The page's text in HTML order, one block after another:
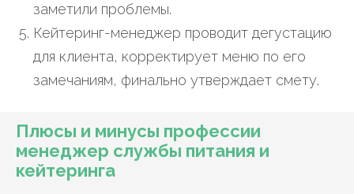
заметили проблемы.
Кейтеринг-менеджер проводит дегустацию
для клиента, корректирует меню по его
замечаниям, финально утверждает смету.
Плюсы и минусы профессии
менеджер службы питания и
кейтеринга